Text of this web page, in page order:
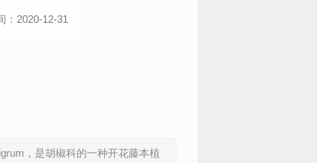
：2020-12-31
，是胡椒科的一种开花藤本植